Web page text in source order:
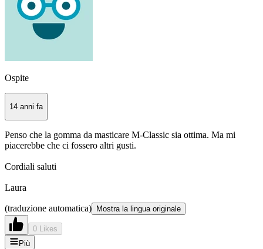
Ospite
14 anni fa
Penso che la gomma da masticare M-Classic sia ottima. Ma mi
piacerebbe che ci fossero altri gusti.
Cordiali saluti
Laura
(traduzione automatica) Mostra la lingua originale
0 Likes
Più